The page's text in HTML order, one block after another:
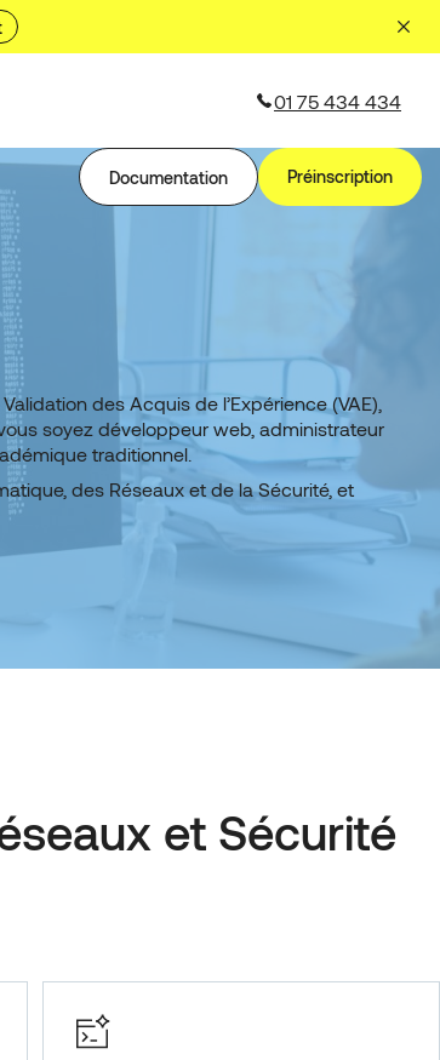
01 75 434 434
Documentation Préinscription
des Acquis de l’Expérience (VAE),
soyez développeur web, administrateur
traditionnel.
des Réseaux et de la Sécurité, et
et Sécurité